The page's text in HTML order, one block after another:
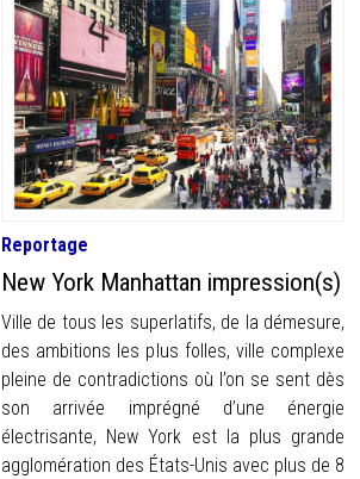
Reportage
New York Manhattan impression(s)
Ville de tous les superlatifs, de la démesure,
des ambitions les plus folles, ville complexe
pleine de contradictions où l’on se sent dès
son arrivée imprégné d’une énergie
électrisante, New York est la plus grande
agglomération des États-Unis avec plus de 8